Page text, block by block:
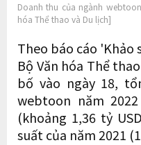
Doanh thu của ngành
hóa Thể thao và Du lịch]
Theo báo cáo 'Khảo
Bộ Văn hóa Thể
bố vào ngày 18,
webtoon năm
(khoảng 1,36 tỷ
suất của năm 2021